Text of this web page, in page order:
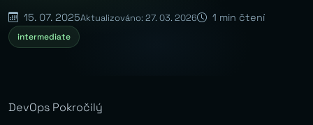
15. 07. 2025Aktualizováno: 27. 03. 2026 1 min čtení
intermediate
DevOps Pokročilý